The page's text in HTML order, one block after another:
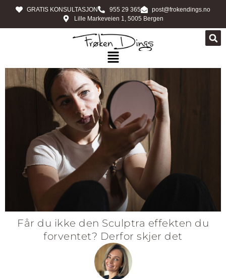
GRATIS KONSULTASJON 955 29 365
post@frokendings.no
Lille Markeveien 1, 5005 Bergen
Får du ikke den Sculptra effekten du
forventet? Derfor skjer det